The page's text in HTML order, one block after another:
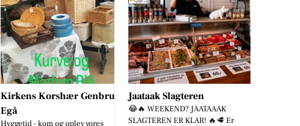
Jaataak Slagteren
😂🔥 WEEKEND? JAATAAAK
SLAGTEREN ER KLAR! 🔥🥩 Er
Fairpaint ApS
Hvad er undskyldningen for fortsat
brug af plastmaling? Plastmaling